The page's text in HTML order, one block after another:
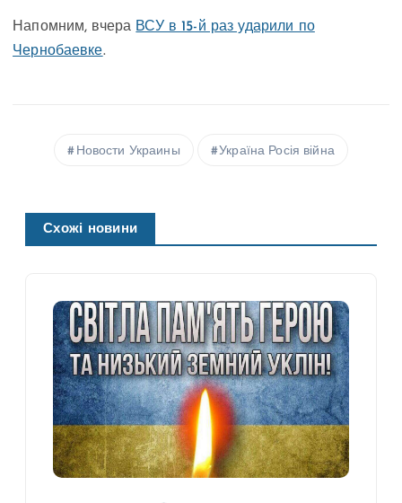
Напомним, вчера ВСУ в 15-й раз ударили по
Чернобаевке.
Новости Украины Україна Росія війна
Схожі новини